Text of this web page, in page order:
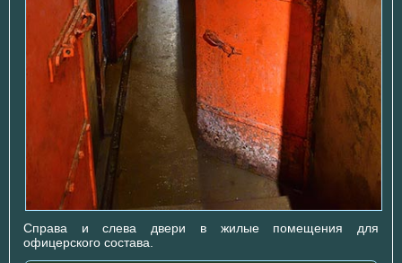
Справа и слева двери в жилые помещения для
офицерского состава.